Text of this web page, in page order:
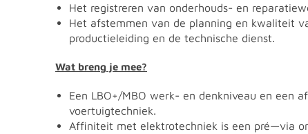
Het registreren van onderhouds- en
Het afstemmen van de planning en kwaliteit
productieleiding en de technische dienst.
Wat breng je mee?
Een LBO+/MBO werk- en denkniveau en een
voertuigtechniek.
Affiniteit met elektrotechniek is een pré—via